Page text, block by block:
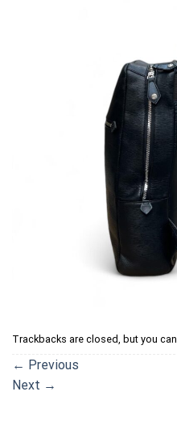
Trackbacks are closed, but you can
← Previous
Next →